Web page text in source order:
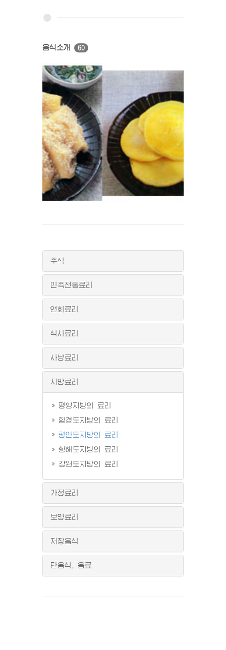
음식소개 60
주식
민족전통료리
연회료리
식사료리
사냥료리
지방료리
평양지방의 료리
함경도지방의 료리
평안도지방의 료리
황해도지방의 료리
강원도지방의 료리
가정료리
보양료리
저장음식
단음식, 음료